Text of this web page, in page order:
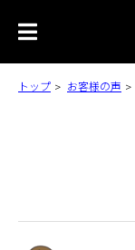
トップ お客様の声